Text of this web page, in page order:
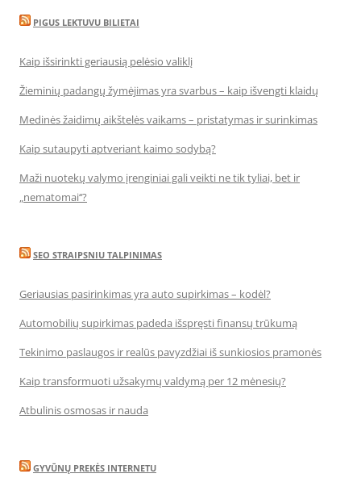
PIGUS LEKTUVU BILIETAI
Kaip išsirinkti geriausią pelėsio valiklį
Žieminių padangų žymėjimas yra svarbus – kaip išvengti klaidų
Medinės žaidimų aikštelės vaikams – pristatymas ir surinkimas
Kaip sutaupyti aptveriant kaimo sodybą?
Maži nuotekų valymo įrenginiai gali veikti ne tik tyliai, bet ir
„nematomai‘‘?
SEO STRAIPSNIU TALPINIMAS
Geriausias pasirinkimas yra auto supirkimas – kodėl?
Automobilių supirkimas padeda išspręsti finansų trūkumą
Tekinimo paslaugos ir realūs pavyzdžiai iš sunkiosios pramonės
Kaip transformuoti užsakymų valdymą per 12 mėnesių?
Atbulinis osmosas ir nauda
GYVŪNŲ PREKĖS INTERNETU